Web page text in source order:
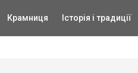
Крамниця Історія і традиції